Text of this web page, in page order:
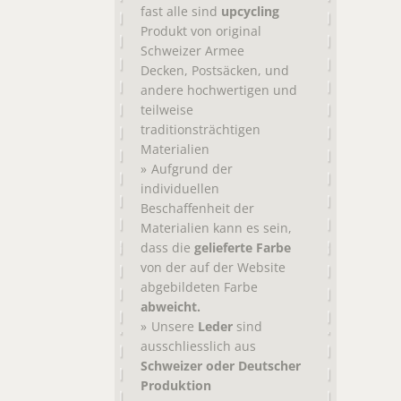
fast alle sind upcycling
Produkt von original
Schweizer Armee
Decken, Postsäcken, und
andere hochwertigen und
teilweise
traditionsträchtigen
Materialien
Aufgrund der
individuellen
Beschaffenheit der
Materialien kann es sein,
dass die gelieferte Farbe
von der auf der Website
abgebildeten Farbe
abweicht.
Unsere Leder sind
ausschliesslich aus
Schweizer oder Deutscher
Produktion